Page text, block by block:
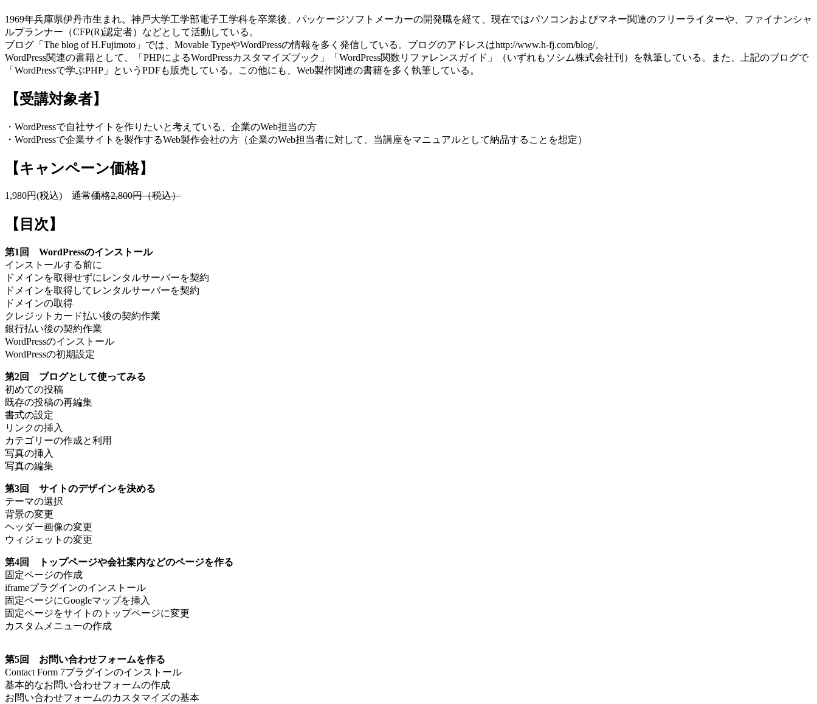
1969年兵庫県伊丹市生まれ。神戸大学工学部電子工学科を卒業後、パッケージソフトメーカーの開発職を経て、現在ではパソコンおよびマネー関連のフリーライターや、ファイナンシャ
ルプランナー（CFP(R)認定者）などとして活動している。
ブログ「The blog of H.Fujimoto」では、Movable TypeやWordPressの情報を多く発信している。ブログのアドレスはhttp://www.h-fj.com/blog/。
WordPress関連の書籍として、「PHPによるWordPressカスタマイズブック」「WordPress関数リファレンスガイド」（いずれもソシム株式会社刊）を執筆している。また、上記のブログで
「WordPressで学ぶPHP」というPDFも販売している。この他にも、Web製作関連の書籍を多く執筆している。
【受講対象者】
・WordPressで自社サイトを作りたいと考えている、企業のWeb担当の方
・WordPressで企業サイトを製作するWeb製作会社の方（企業のWeb担当者に対して、当講座をマニュアルとして納品することを想定）
【キャンペーン価格】
1,980円(税込) 通常価格2,800円（税込）
【目次】
第1回 WordPressのインストール
インストールする前に
ドメインを取得せずにレンタルサーバーを契約
ドメインを取得してレンタルサーバーを契約
ドメインの取得
クレジットカード払い後の契約作業
銀行払い後の契約作業
WordPressのインストール
WordPressの初期設定
第2回 ブログとして使ってみる
初めての投稿
既存の投稿の再編集
書式の設定
リンクの挿入
カテゴリーの作成と利用
写真の挿入
写真の編集
第3回 サイトのデザインを決める
テーマの選択
背景の変更
ヘッダー画像の変更
ウィジェットの変更
第4回 トップページや会社案内などのページを作る
固定ページの作成
iframeプラグインのインストール
固定ページにGoogleマップを挿入
固定ページをサイトのトップページに変更
カスタムメニューの作成
第5回 お問い合わせフォームを作る
Contact Form 7プラグインのインストール
基本的なお問い合わせフォームの作成
お問い合わせフォームのカスタマイズの基本